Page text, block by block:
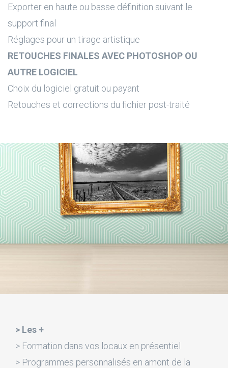
Exporter en haute ou basse définition suivant le
support final
Réglages pour un tirage artistique
RETOUCHES FINALES AVEC PHOTOSHOP OU
AUTRE LOGICIEL
Choix du logiciel gratuit ou payant
Retouches et corrections du fichier post-traité
> Les +
> Formation dans vos locaux en présentiel
> Programmes personnalisés en amont de la